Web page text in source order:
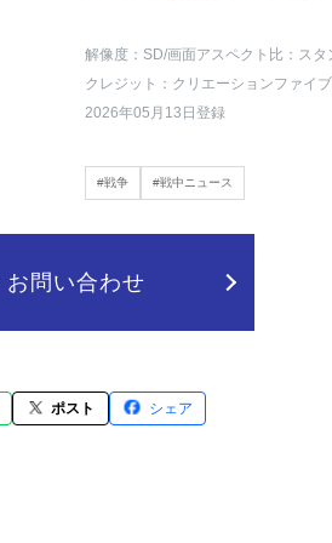
解像度：SD/画面アスペクト比：スタ
クレジット：クリエーションファイ
2026年05月13日登録
#戦争 #戦中ニュース
お問い合わせ
ポスト シェア